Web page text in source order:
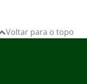
Voltar para o topo